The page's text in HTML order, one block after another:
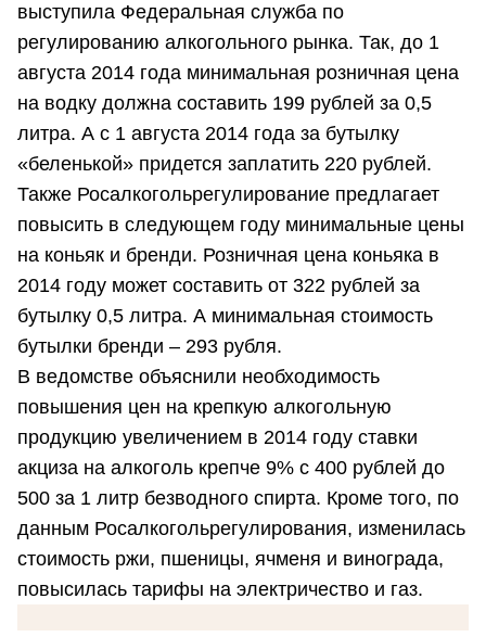
выступила Федеральная служба по
регулированию алкогольного рынка. Так, до 1
августа 2014 года минимальная розничная цена
на водку должна составить 199 рублей за 0,5
литра. А с 1 августа 2014 года за бутылку
«беленькой» придется заплатить 220 рублей.
Также Росалкогольрегулирование предлагает
повысить в следующем году минимальные цены
на коньяк и бренди. Розничная цена коньяка в
2014 году может составить от 322 рублей за
бутылку 0,5 литра. А минимальная стоимость
бутылки бренди – 293 рубля.
В ведомстве объяснили необходимость
повышения цен на крепкую алкогольную
продукцию увеличением в 2014 году ставки
акциза на алкоголь крепче 9% с 400 рублей до
500 за 1 литр безводного спирта. Кроме того, по
данным Росалкогольрегулирования, изменилась
стоимость ржи, пшеницы, ячменя и винограда,
повысилась тарифы на электричество и газ.